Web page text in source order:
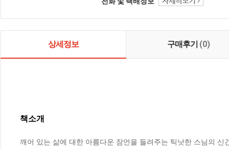
상세정보 구매후기 (0)
책소개
깨어 있는 삶에 대한 아름다운 잠언을 들려주는 틱낫한 스님의